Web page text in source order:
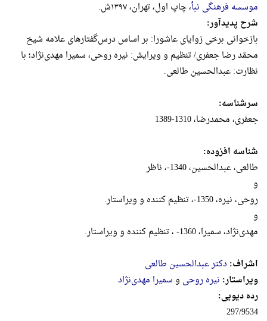
موسسه فرهنگی نبأ، چاپ اول، تهران، ۱۳۹۷ش.
شرح پدیدآور:
بازخوانی برخی زوایای عاشورا: بر اساس درس‌گفتارهای علامه شیخ
محمّد رضا جعفری/ تنظیم و ویرایش: نیره روحی، سمیرا مهدی‌نژاد؛ با
نظارت: عبدالحسین طالعی.
سرشناسه:
جعفری، محمدرضا، 1310-1389
شناسه افزوده:
طالعی، عبدالحسین، 1340-، ناظر
و
روحی، نیره، 1350-، تنظیم کننده و ویراستار.
و
مهدی‌نژاد، سمیرا، 1360- ، تنظیم کننده و ویراستار.
اشراف: دکتر عبدالحسین طالعی
ویراستار: نیره روحی وسمیرا مهدی‌نژاد
رده دیویی:
297/9534